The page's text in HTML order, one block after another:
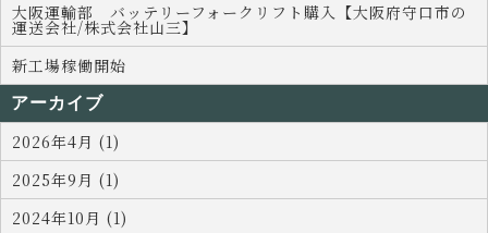
大阪運輸部 バッテリーフォークリフト購入【大阪府守口市の
運送会社/株式会社山三】
新工場稼働開始
アーカイブ
2026年4月 (1)
2025年9月 (1)
2024年10月 (1)